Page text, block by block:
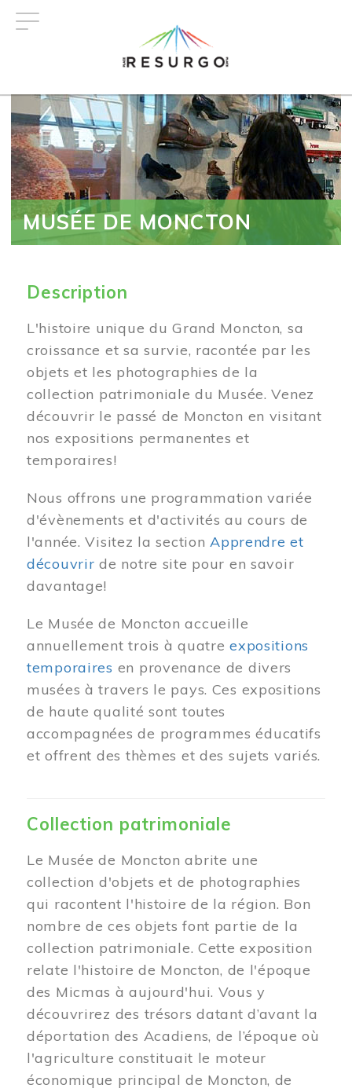
MUSÉE DE MONCTON
Description
L'histoire unique du Grand Moncton, sa
croissance et sa survie, racontée par les
objets et les photographies de la
collection patrimoniale du Musée. Venez
découvrir le passé de Moncton en visitant
nos expositions permanentes et
temporaires!
Nous offrons une programmation variée
d'évènements et d'activités au cours de
l'année. Visitez la sectionApprendre et
découvrir de notre site pour en savoir
davantage!
Le Musée de Moncton accueille
annuellement trois à quatreexpositions
temporaires en provenance de divers
musées à travers le pays. Ces expositions
de haute qualité sont toutes
accompagnées de programmes éducatifs
et offrent des thèmes et des sujets variés.
Collection patrimoniale
Le Musée de Moncton abrite une
collection d'objets et de photographies
qui racontent l'histoire de la région. Bon
nombre de ces objets font partie de la
collection patrimoniale. Cette exposition
relate l'histoire de Moncton, de l'époque
des Micmas à aujourd'hui. Vous y
découvrirez des trésors datant d’avant la
déportation des Acadiens, de l’époque où
l'agriculture constituait le moteur
économique principal de Moncton, de